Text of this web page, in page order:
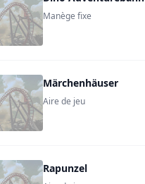
Manège fixe
Märchenhäuser
Aire de jeu
Rapunzel